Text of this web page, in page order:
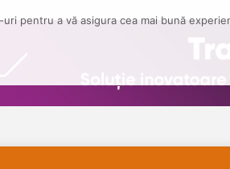
uri pentru a vă asigura cea mai bună